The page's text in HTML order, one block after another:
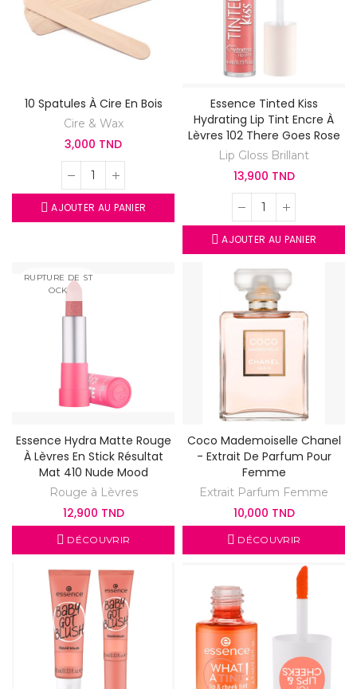
10 Spatules À Cire En Bois
Cire & Wax
3,000 TND
AJOUTER AU PANIER
Essence Tinted Kiss
Hydrating Lip Tint Encre À
Lèvres 102 There Goes Rose
Lip Gloss Brillant
13,900 TND
AJOUTER AU PANIER
RUPTURE DE ST
OCK
Essence Hydra Matte Rouge
À Lèvres En Stick Résultat
Mat 410 Nude Mood
Rouge à Lèvres
12,900 TND
DÉCOUVRIR
Coco Mademoiselle Chanel
- Extrait De Parfum Pour
Femme
Extrait Parfum Femme
10,000 TND
DÉCOUVRIR